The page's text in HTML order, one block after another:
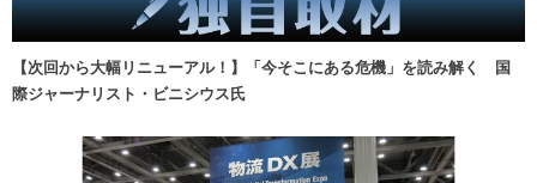
【次回から大幅リニューアル！】「今そこにある危機」を読み解く 国
際ジャーナリスト・ビニシウス氏